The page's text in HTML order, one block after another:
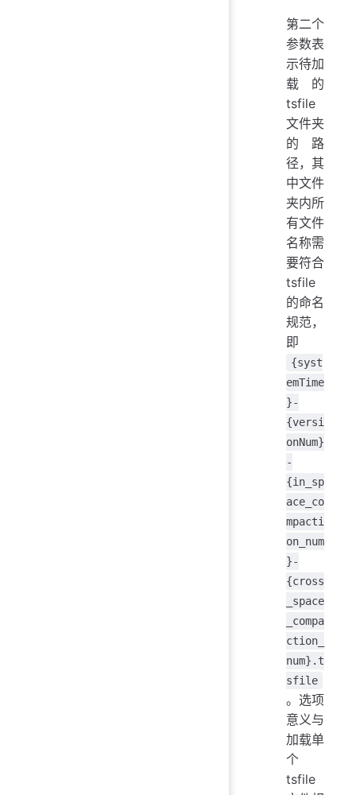
第二个
参数表
示待加
载的
tsfile
文件夹
的路
径，其
中文件
夹内所
有文件
名称需
要符合
tsfile
的命名
规范，
即
{syst
emTime
}-
{versi
onNum}
-
{in_sp
ace_co
mpacti
on_num
}-
{cross
_space
_compa
ction_
num}.t
sfile
。选项
意义与
加载单
个
tsfile